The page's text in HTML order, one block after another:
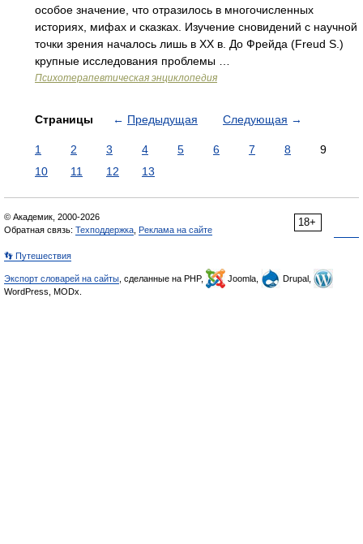
особое значение, что отразилось в многочисленных
историях, мифах и сказках. Изучение сновидений с научной
точки зрения началось лишь в XX в. До Фрейда (Freud S.)
крупные исследования проблемы …
Психотерапевтическая энциклопедия
Страницы ← Предыдущая Следующая →
1 2 3 4 5 6 7 8
9
10
11 12 13
18+
© Академик, 2000-2026
Обратная связь: Техподдержка Реклама на сайте
👣 Путешествия
Экспорт словарей на сайты , сделанные на PHP, Joomla,
Drupal,
WordPress, MODx.